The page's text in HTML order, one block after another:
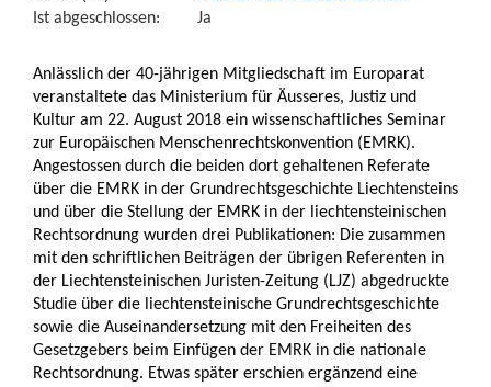
Ist abgeschlossen:
Ja
Anlässlich der 40-jährigen Mitgliedschaft im Europarat
veranstaltete das Ministerium für Äusseres, Justiz und
Kultur am 22. August 2018 ein wissenschaftliches Seminar
zur Europäischen Menschenrechtskonvention (EMRK).
Angestossen durch die beiden dort gehaltenen Referate
über die EMRK in der Grundrechtsgeschichte Liechtensteins
und über die Stellung der EMRK in der liechtensteinischen
Rechtsordnung wurden drei Publikationen: Die zusammen
mit den schriftlichen Beiträgen der übrigen Referenten in
der Liechtensteinischen Juristen-Zeitung (LJZ) abgedruckte
Studie über die liechtensteinische Grundrechtsgeschichte
sowie die Auseinandersetzung mit den Freiheiten des
Gesetzgebers beim Einfügen der EMRK in die nationale
Rechtsordnung. Etwas später erschien ergänzend eine